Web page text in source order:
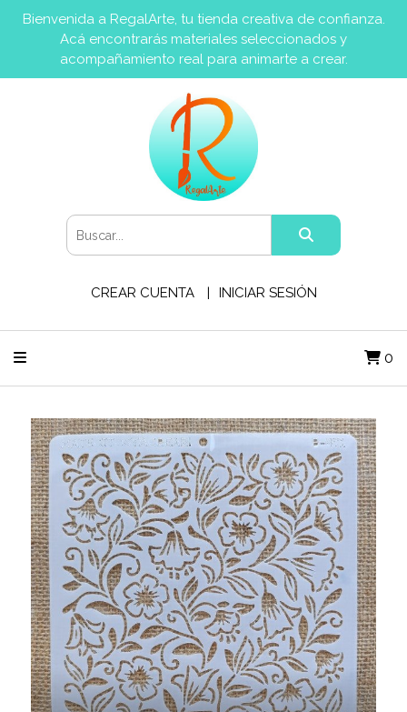
Bienvenida a RegalArte, tu tienda creativa de confianza.
Acá encontrarás materiales seleccionados y
acompañamiento real para animarte a crear.
CREAR CUENTA INICIAR SESIÓN
0